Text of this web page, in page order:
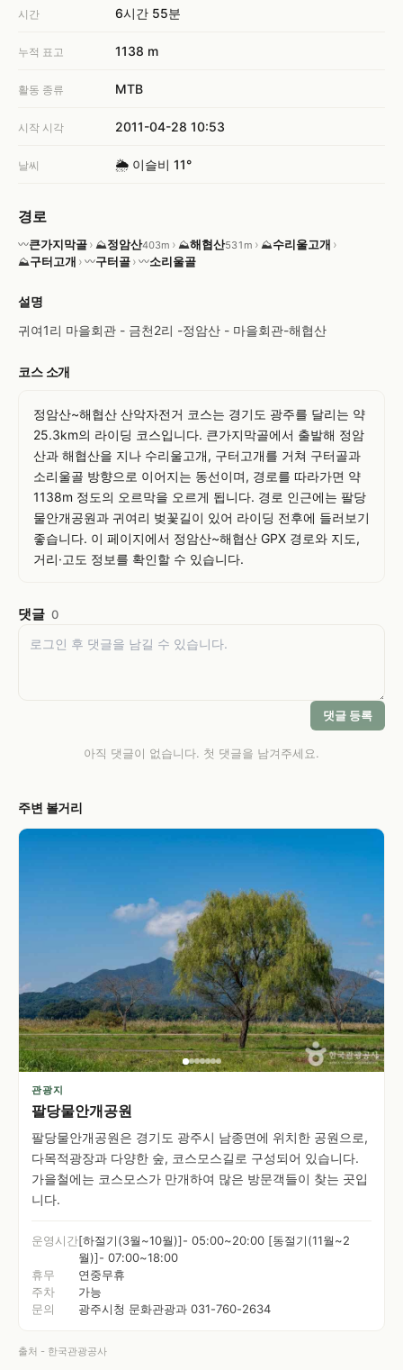
시간 6시간 55분
누적 표고 1138 m
활동 종류 MTB
시작 시각 2011-04-28 10:53
날씨 🌦️ 이슬비 11°
경로
〰큰가지막골› ⛰정암산403m › ⛰해협산531m › ⛰수리울고개 ›
⛰구터고개 › 〰구터골› 〰소리울골
설명
귀여1리 마을회관 - 금천2리 -정암산 - 마을회관-해협산
코스 소개
정암산~해협산 산악자전거 코스는 경기도 광주를 달리는 약
25.3km의 라이딩 코스입니다. 큰가지막골에서 출발해 정암
산과 해협산을 지나 수리울고개, 구터고개를 거쳐 구터골과
소리울골 방향으로 이어지는 동선이며, 경로를 따라가면 약
1138m 정도의 오르막을 오르게 됩니다. 경로 인근에는 팔당
물안개공원과 귀여리 벚꽃길이 있어 라이딩 전후에 들러보기
좋습니다. 이 페이지에서 정암산~해협산 GPX 경로와 지도,
거리·고도 정보를 확인할 수 있습니다.
댓글 0
댓글 등록
아직 댓글이 없습니다. 첫 댓글을 남겨주세요.
주변 볼거리
관광지
팔당물안개공원
팔당물안개공원은 경기도 광주시 남종면에 위치한 공원으로,
다목적광장과 다양한 숲, 코스모스길로 구성되어 있습니다.
가을철에는 코스모스가 만개하여 많은 방문객들이 찾는 곳입
니다.
운영시간[하절기(3월~10월)]- 05:00~20:00 [동절기(11월~2
월)]- 07:00~18:00
휴무
연중무휴
주차
가능
문의
광주시청 문화관광과 031-760-2634
출처 - 한국관광공사